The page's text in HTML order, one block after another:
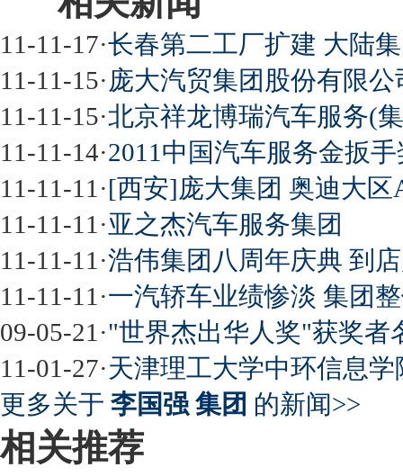
11-11-17·长春第二工厂扩建 大陆
11-11-15·庞大汽贸集团股份有限公
11-11-15·北京祥龙博瑞汽车服务(
11-11-14·2011中国汽车服务金扳
11-11-11 ·[西安]庞大集团 奥迪大区
11-11-11 ·亚之杰汽车服务集团
11-11-11 ·浩伟集团八周年庆典 到
11-11-11 ·一汽轿车业绩惨淡 集团
09-05-21 ·"世界杰出华人奖"获奖者
11-01-27·天津理工大学中环信息
更多关于 李国强 集团 的新闻>>
相关推荐